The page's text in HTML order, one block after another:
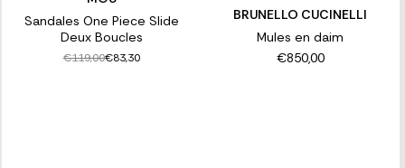
Sandales One Piece Slide
Deux Boucles
€119,00€83,30
BRUNELLO CUCINELLI
Mules en daim
€850,00